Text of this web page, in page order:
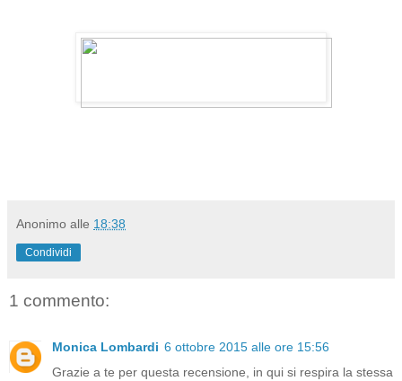
Anonimo alle 18:38
Condividi
1 commento:
Monica Lombardi 6 ottobre 2015 alle ore 15:56
Grazie a te per questa recensione, in qui si respira la stessa